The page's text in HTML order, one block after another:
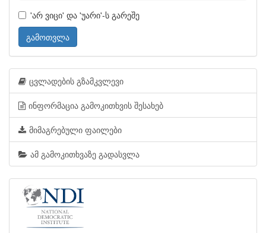
'არ ვიცი' და 'უარი'-ს გარეშე
გამოთვლა
ცვლადების გზამკვლევი
ინფორმაცია გამოკითხვის შესახებ
მიმაგრებული ფაილები
ამ გამოკითხვაზე გადასვლა